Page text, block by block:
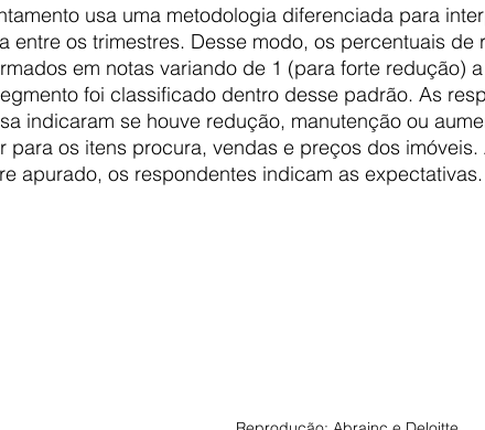
usa uma metodologia diferenciada para
entre os trimestres. Desse modo, os percentuais de
em notas variando de 1 (para forte redução)
foi classificado dentro desse padrão. As
indicaram se houve redução, manutenção ou
para os itens procura, vendas e preços dos
apurado, os respondentes indicam as expectativas.